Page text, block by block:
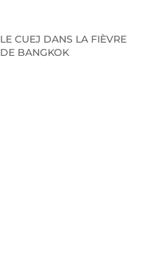
LE CUEJ DANS LA FIÈVRE
DE BANGKOK